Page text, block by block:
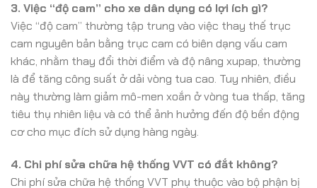
3. Việc “độ cam” cho xe dân dụng có lợi ích gì?
Việc “độ cam” thường tập trung vào việc thay thế trục
cam nguyên bản bằng trục cam có biên dạng vấu cam
khác, nhằm thay đổi thời điểm và độ nâng xupap, thường
là để tăng công suất ở dải vòng tua cao. Tuy nhiên, điều
này thường làm giảm mô-men xoắn ở vòng tua thấp, tăng
tiêu thụ nhiên liệu và có thể ảnh hưởng đến độ bền động
cơ cho mục đích sử dụng hàng ngày.
4. Chi phí sửa chữa hệ thống VVT có đắt không?
Chi phí sửa chữa hệ thống VVT phụ thuộc vào bộ phận bị